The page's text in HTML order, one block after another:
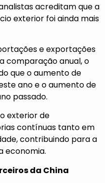
acreditam que a
exterior foi ainda mais
e exportações
comparação anual, o
que o aumento de
ano e o aumento de
passado.
exterior de
contínuas tanto em
contribuindo para a
economia.
da China